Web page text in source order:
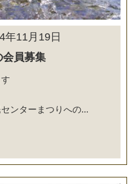
年11月19日
会員募集
ンターまつりへの...